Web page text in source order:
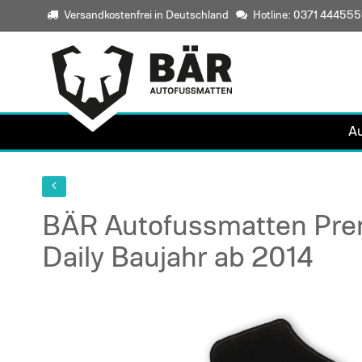
Versandkostenfrei in Deutschland Hotline: 0371
BÄR Autofussmatten
Daily Baujahr ab 2014